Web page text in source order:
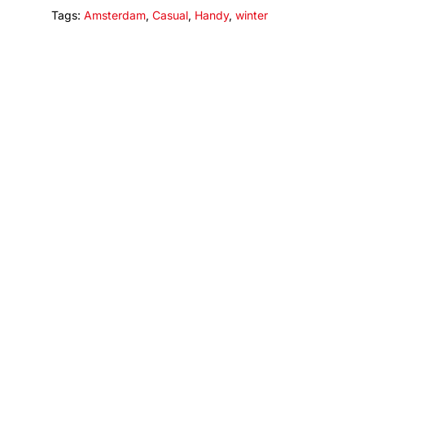
Tags:Amsterdam,Casual, Handy,winter